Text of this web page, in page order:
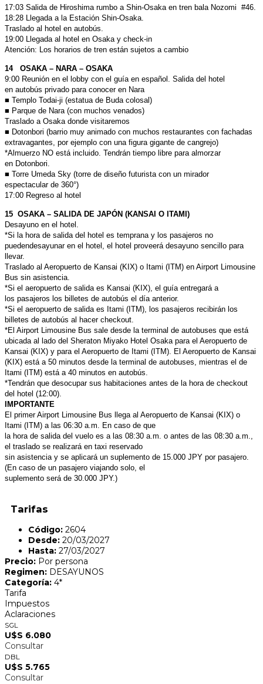
17:03 Salida de Hiroshima rumbo a Shin-Osaka en tren bala Nozomi #46.
18:28 Llegada a la Estación Shin-Osaka.
Traslado al hotel en autobús.
19:00 Llegada al hotel en Osaka y check-in
Atención: Los horarios de tren están sujetos a cambio
14 OSAKA – NARA – OSAKA
9:00 Reunión en el lobby con el guía en español. Salida del hotel
en autobús privado para conocer en Nara
■ Templo Todai-ji (estatua de Buda colosal)
■ Parque de Nara (con muchos venados)
Traslado a Osaka donde visitaremos
■ Dotonbori (barrio muy animado con muchos restaurantes con fachadas
extravagantes, por ejemplo con una figura gigante de cangrejo)
*Almuerzo NO está incluido. Tendrán tiempo libre para almorzar
en Dotonbori.
■ Torre Umeda Sky (torre de diseño futurista con un mirador
espectacular de 360°)
17:00 Regreso al hotel
15 OSAKA – SALIDA DE JAPÓN (KANSAI O ITAMI)
Desayuno en el hotel.
*Si la hora de salida del hotel es temprana y los pasajeros no
puedendesayunar en el hotel, el hotel proveerá desayuno sencillo para
llevar.
Traslado al Aeropuerto de Kansai (KIX) o Itami (ITM) en Airport Limousine
Bus sin asistencia.
*Si el aeropuerto de salida es Kansai (KIX), el guía entregará a
los pasajeros los billetes de autobús el día anterior.
*Si el aeropuerto de salida es Itami (ITM), los pasajeros recibirán los
billetes de autobús al hacer checkout.
*El Airport Limousine Bus sale desde la terminal de autobuses que está
ubicada al lado del Sheraton Miyako Hotel Osaka para el Aeropuerto de
Kansai (KIX) y para el Aeropuerto de Itami (ITM). El Aeropuerto de Kansai
(KIX) está a 50 minutos desde la terminal de autobuses, mientras el de
Itami (ITM) está a 40 minutos en autobús.
*Tendrán que desocupar sus habitaciones antes de la hora de checkout
del hotel (12:00).
IMPORTANTE
El primer Airport Limousine Bus llega al Aeropuerto de Kansai (KIX) o
Itami (ITM) a las 06:30 a.m. En caso de que
la hora de salida del vuelo es a las 08:30 a.m. o antes de las 08:30 a.m.,
el traslado se realizará en taxi reservado
sin asistencia y se aplicará un suplemento de 15.000 JPY por pasajero.
(En caso de un pasajero viajando solo, el
suplemento será de 30.000 JPY.)
Tarifas
Código: 2604
Desde: 20/03/2027
Hasta: 27/03/2027
Precio: Por persona
Regimen: DESAYUNOS
Categoría: 4*
Tarifa
Impuestos
Aclaraciones
SGL
U$S 6.080
Consultar
DBL
U$S 5.765
Consultar